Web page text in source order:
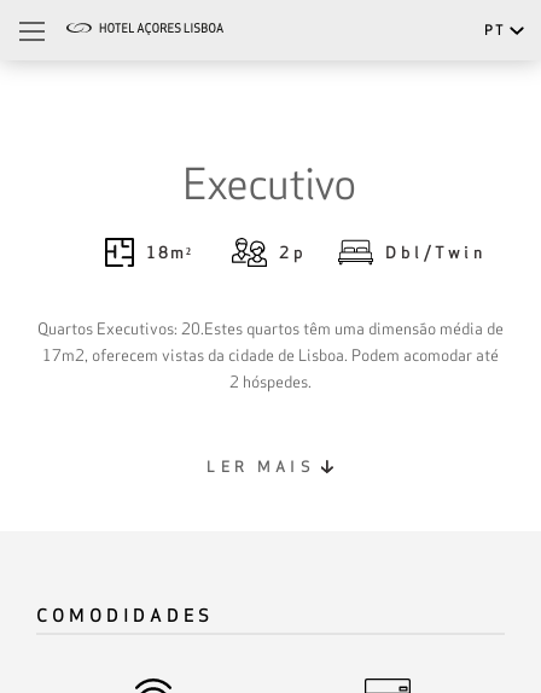
PT
Executivo
18m² 2 p Dbl/Twin
Quartos Executivos: 20.Estes quartos têm uma dimensão média de
17m2, oferecem vistas da cidade de Lisboa. Podem acomodar até
2 hóspedes.
LER MAIS
COMODIDADES